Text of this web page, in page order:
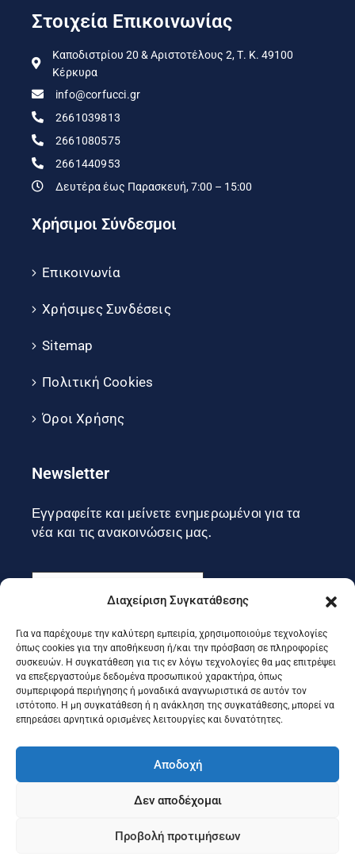
Διαχείριση Συγκατάθεσης
Για να παρέχουμε την καλύτερη εμπειρία, χρησιμοποιούμε τεχνολογίες
όπως cookies για την αποθήκευση ή/και την πρόσβαση σε πληροφορίες
συσκευών. Η συγκατάθεση για τις εν λόγω τεχνολογίες θα μας επιτρέψει
να επεξεργαστούμε δεδομένα προσωπικού χαρακτήρα, όπως
συμπεριφορά περιήγησης ή μοναδικά αναγνωριστικά σε αυτόν τον
ιστότοπο. Η μη συγκατάθεση ή η ανάκληση της συγκατάθεσης, μπορεί να
επηρεάσει αρνητικά ορισμένες λειτουργίες και δυνατότητες.
Αποδοχή
Δεν αποδέχομαι
Προβολή προτιμήσεων
Στοιχεία Επικοινωνίας
Καποδιστρίου 20 & Αριστοτέλους 2, Τ. Κ. 49100
Κέρκυρα
info@corfucci.gr
2661039813
2661080575
2661440953
Δευτέρα έως Παρασκευή, 7:00 – 15:00
Χρήσιμοι Σύνδεσμοι
Επικοινωνία
Χρήσιμες Συνδέσεις
Sitemap
Πολιτική Cookies
Όροι Χρήσης
Newsletter
Εγγραφείτε και μείνετε ενημερωμένοι για τα
νέα και τις ανακοινώσεις μας.
Εγγραφή
Ακολουθήστε μας στα social
©2025 Portal Επιμελητηρίου Κέρκυρας, Designed & Developed